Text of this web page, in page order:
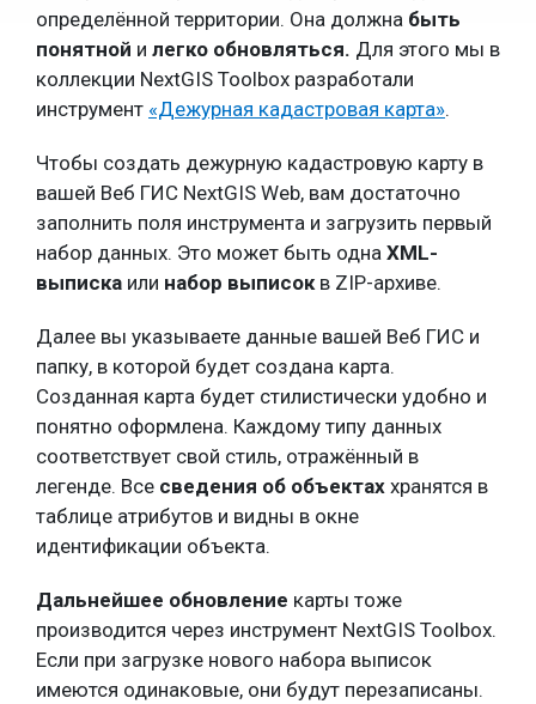
определённой территории. Она должна быть
понятной и легко обновляться. Для этого мы в
коллекции NextGIS Toolbox разработали
инструмент «Дежурная кадастровая карта».
Чтобы создать дежурную кадастровую карту в
вашей Веб ГИС NextGIS Web, вам достаточно
заполнить поля инструмента и загрузить первый
набор данных. Это может быть одна XML-
выписка или набор выписокв ZIP-архиве.
Далее вы указываете данные вашей Веб ГИС и
папку, в которой будет создана карта.
Созданная карта будет стилистически удобно и
понятно оформлена. Каждому типу данных
соответствует свой стиль, отражённый в
легенде. Все сведения об объектах хранятся в
таблице атрибутов и видны в окне
идентификации объекта.
Дальнейшее обновление карты тоже
производится через инструмент NextGIS Toolbox.
Если при загрузке нового набора выписок
имеются одинаковые, они будут перезаписаны.